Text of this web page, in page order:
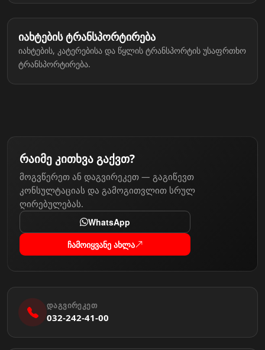
იახტების ტრანსპორტირება
იახტების, კატერებისა და წყლის ტრანსპორტის უსაფრთხო
ტრანსპორტირება.
რაიმე კითხვა გაქვთ?
მოგვწერეთ ან დაგვირეკეთ — გაგიწევთ
კონსულტაციას და გამოგითვლით სრულ
ღირებულებას.
WhatsApp
ჩამოიყვანე ახლა
ᲓᲐᲒᲕᲘᲠᲔᲙᲔᲗ
032-242-41-00